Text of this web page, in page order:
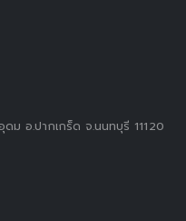
ม อ.ปากเกร็ด จ.นนทบุรี 11120